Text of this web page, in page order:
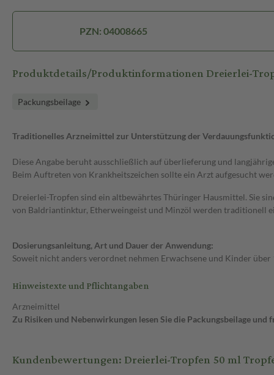
PZN: 04008665
Produktdetails/Produktinformationen Dreierlei-
Packungsbeilage
Traditionelles Arzneimittel zur Unterstützung der
Diese Angabe beruht ausschließlich auf überlieferung und
Beim Auftreten von Krankheitszeichen sollte ein Arzt aufgesucht
Dreierlei-Tropfen sind ein altbewährtes Thüringer Hausmittel. Sie
von Baldriantinktur, Etherweingeist und Minzöl werden traditionell
Dosierungsanleitung, Art und Dauer der Anwendung:
Soweit nicht anders verordnet nehmen Erwachsene und Kinder
Hinweistexte und Pflichtangaben
Arzneimittel
Zu Risiken und Nebenwirkungen lesen Sie die Packungsbeilage
Kundenbewertungen: Dreierlei-Tropfen 50 ml